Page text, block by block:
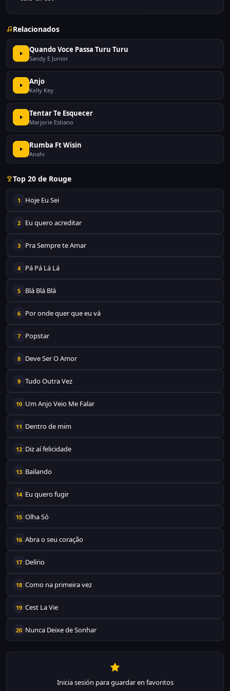
Relacionados
Quando Voce Passa Turu Turu
Sandy E Junior
Anjo
Kelly Key
Tentar Te Esquecer
Marjorie Estiano
Rumba Ft Wisin
Anahi
Top 20 de Rouge
1 Hoje Eu Sei
2 Eu quero acreditar
3 Pra Sempre te Amar
4 Pá Pá Lá Lá
5 Blá Blá Blá
6 Por onde quer que eu vá
7 Popstar
8 Deve Ser O Amor
9 Tudo Outra Vez
10 Um Anjo Veio Me Falar
11 Dentro de mim
12 Diz aí felicidade
13 Bailando
14 Eu quero fugir
15 Olha Só
16 Abra o seu coração
17 Delírio
18 Como na primeira vez
19 Cest La Vie
20 Nunca Deixe de Sonhar
Inicia sesión para guardar en favoritos